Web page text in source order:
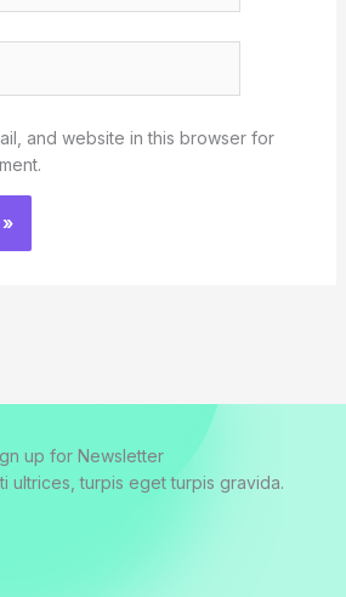
and website in this browser for
up for Newsletter
ultrices, turpis eget turpis gravida.